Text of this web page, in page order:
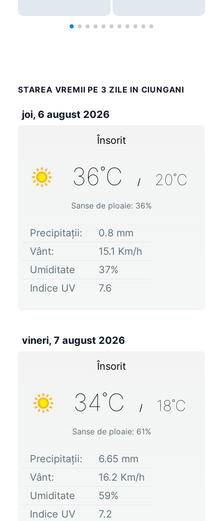
STAREA VREMII PE 3 ZILE IN CIUNGANI
joi, 6 august 2026
Însorit
36˚C / 20˚C
Sanse de ploaie: 36%
Precipitații: 0.8 mm
Vânt:
15.1 Km/h
Umiditate
37%
Indice UV
7.6
vineri, 7 august 2026
Însorit
34˚C / 18˚C
Sanse de ploaie: 61%
Precipitații: 6.65 mm
Vânt:
16.2 Km/h
Umiditate
59%
Indice UV
7.2